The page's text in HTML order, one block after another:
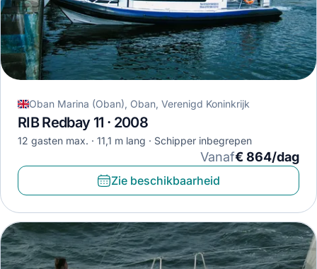
Oban Marina (Oban), Oban, Verenigd Koninkrijk
RIB Redbay 11 · 2008
12 gasten max. 11,1 m lang Schipper inbegrepen
Vanaf€ 864/dag
Zie beschikbaarheid